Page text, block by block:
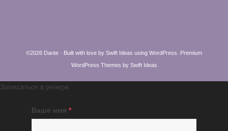
©2026 Dante · Built with love by Swift Ideas using WordPress
Premium
WordPress Themes by Swift Ideas
Записаться в резерв
Ваше имя *